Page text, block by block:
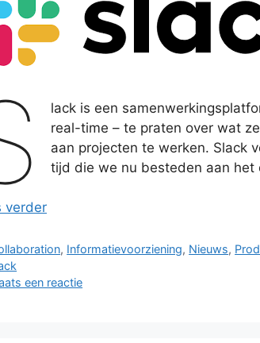
lack is een
real-time – te praten over wat
aan projecten te werken. Slack
tijd die we nu besteden aan
verder
, Informatievoorziening, Nieuws,
een reactie